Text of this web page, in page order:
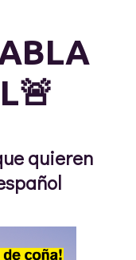
quieren